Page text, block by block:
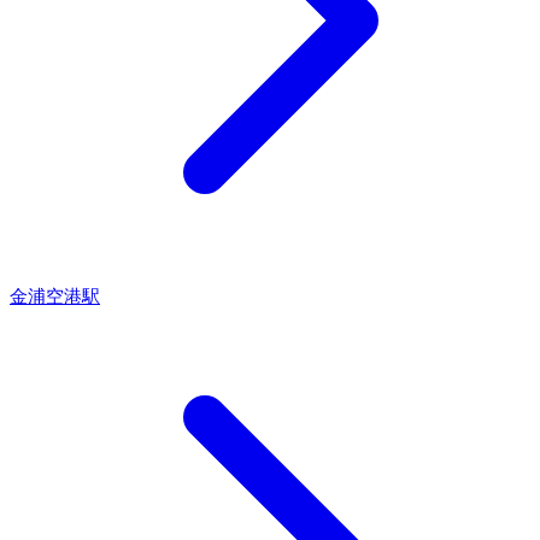
金浦空港駅